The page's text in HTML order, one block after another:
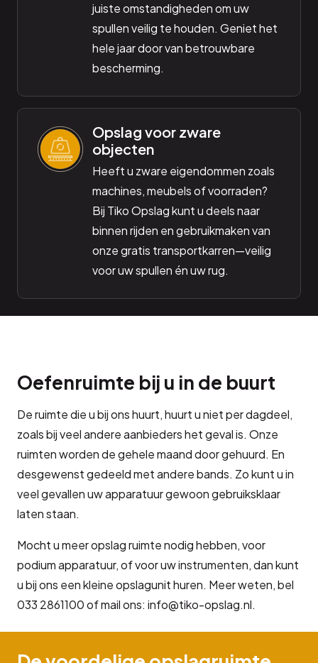
juiste omstandigheden om uw
spullen veilig te houden. Geniet het
hele jaar door van betrouwbare
bescherming.
Opslag voor zware
objecten
Heeft u zware eigendommen zoals
machines, meubels of voorraden?
Bij Tiko Opslag kunt u deels naar
binnen rijden en gebruikmaken van
onze gratis transportkarren—veilig
voor uw spullen én uw rug.
Oefenruimte bij u in de buurt
De ruimte die u bij ons huurt, huurt u niet per dagdeel,
zoals bij veel andere aanbieders het geval is. Onze
ruimten worden de gehele maand door gehuurd. En
desgewenst gedeeld met andere bands. Zo kunt u in
veel gevallen uw apparatuur gewoon gebruiksklaar
laten staan.
Mocht u meer opslag ruimte nodig hebben, voor
podium apparatuur, of voor uw instrumenten, dan kunt
u bij ons een kleine opslagunit huren. Meer weten, bel
033 2861100 of mail ons: info@tiko-opslag.nl.